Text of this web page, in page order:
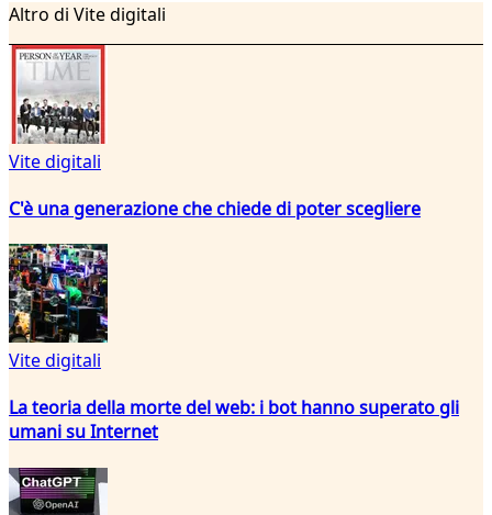
Altro di Vite digitali
Vite digitali
C'è una generazione che chiede di poter scegliere
Vite digitali
La teoria della morte del web: i bot hanno superato gli
umani su Internet